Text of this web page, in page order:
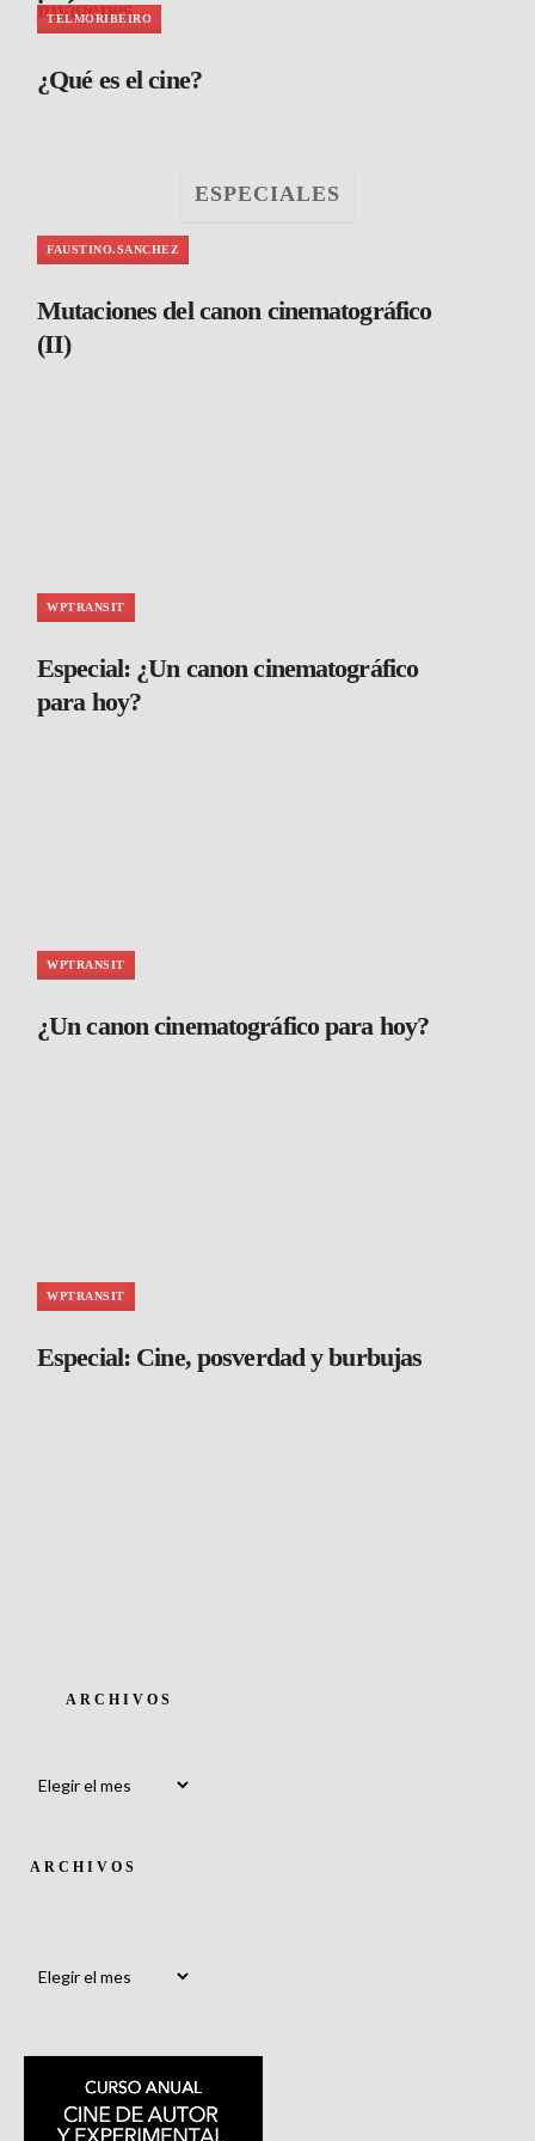
imágenes
TELMORIBEIRO
¿Qué es el cine?
ESPECIALES
FAUSTINO.SANCHEZ
Mutaciones del canon cinematográfico
(II)
WPTRANSIT
Especial: ¿Un canon cinematográfico
para hoy?
WPTRANSIT
¿Un canon cinematográfico para hoy?
WPTRANSIT
Especial: Cine, posverdad y burbujas
ARCHIVOS
ARCHIVOS